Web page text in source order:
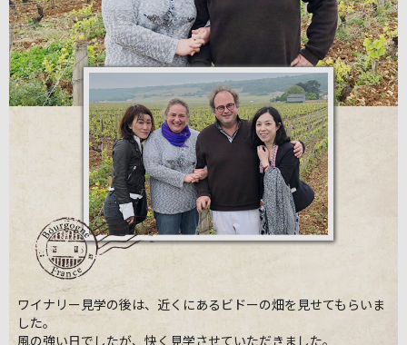
ワイナリー見学の後は、近くにあるビドーの畑を見せてもらいま
した。
風の強い日でしたが、快く見学させていただきました。